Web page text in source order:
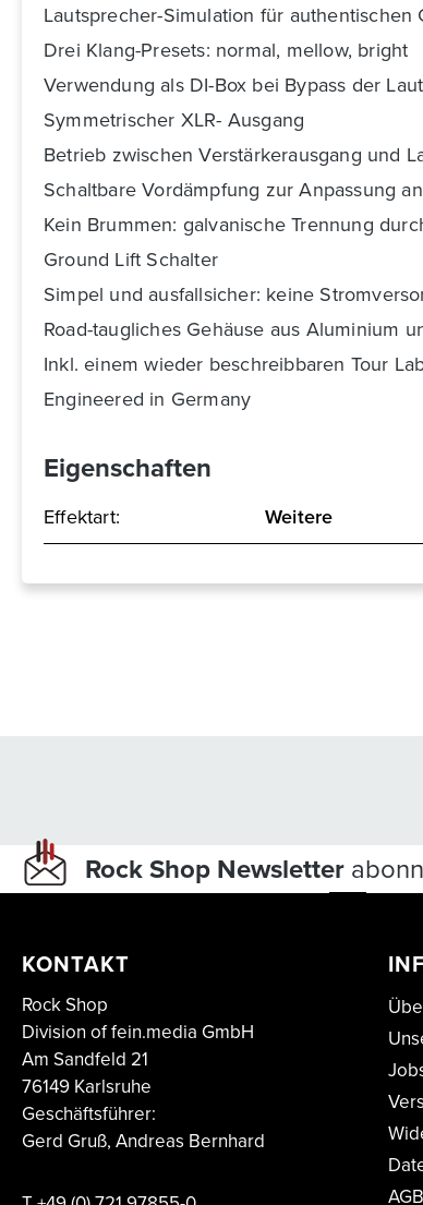
Lautsprecher-Simulation für
Drei Klang-Presets: normal, mellow, bright
Verwendung als DI-Box bei Bypass der
Symmetrischer XLR- Ausgang
Betrieb zwischen Verstärkerausgang und
Schaltbare Vordämpfung zur Anpassung
Kein Brummen: galvanische Trennung
Ground Lift Schalter
Simpel und ausfallsicher: keine
Road-taugliches Gehäuse aus Aluminium
Inkl. einem wieder beschreibbaren Tour
Engineered in Germany
Eigenschaften
Effektart: Weitere
Rock Shop Newsletter
KONTAKT
Rock Shop
Division of fein.media GmbH
Am Sandfeld 21
76149 Karlsruhe
Geschäftsführer:
Gerd Gruß, Andreas Bernhard
AGB